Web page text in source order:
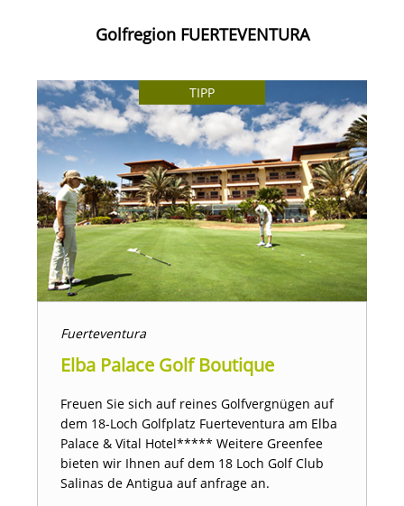
Golfregion FUERTEVENTURA
TIPP
Fuerteventura
Elba Palace Golf Boutique
Freuen Sie sich auf reines Golfvergnügen auf
dem 18-Loch Golfplatz Fuerteventura am Elba
Palace & Vital Hotel***** Weitere Greenfee
bieten wir Ihnen auf dem 18 Loch Golf Club
Salinas de Antigua auf anfrage an.